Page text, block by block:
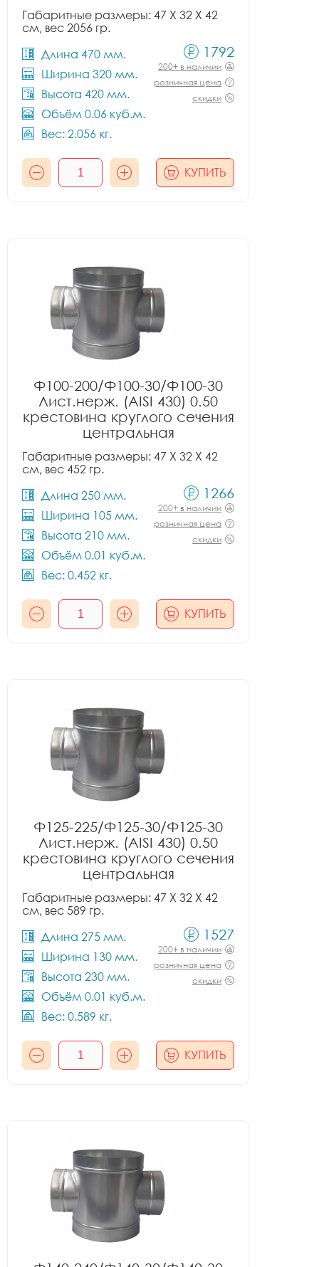
Габаритные размеры: 47 X 32 X 42
см, вес 2056 гр.
Длина 470 мм.
Ширина 320 мм.
Высота 420 мм.
Объём 0.06 куб.м.
Вес: 2.056 кг.
1792
200+ в наличии
розничная цена
скидки
КУПИТЬ
Ф100-200/Ф100-30/Ф100-30
Лист.нерж. (AISI 430) 0.50
крестовина круглого сечения
центральная
Габаритные размеры: 47 X 32 X 42
см, вес 452 гр.
Длина 250 мм.
Ширина 105 мм.
Высота 210 мм.
Объём 0.01 куб.м.
Вес: 0.452 кг.
1266
200+ в наличии
розничная цена
скидки
КУПИТЬ
Ф125-225/Ф125-30/Ф125-30
Лист.нерж. (AISI 430) 0.50
крестовина круглого сечения
центральная
Габаритные размеры: 47 X 32 X 42
см, вес 589 гр.
Длина 275 мм.
Ширина 130 мм.
Высота 230 мм.
Объём 0.01 куб.м.
Вес: 0.589 кг.
1527
200+ в наличии
розничная цена
скидки
КУПИТЬ